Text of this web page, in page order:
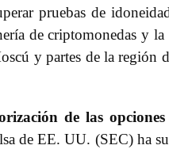
pruebas de
de criptomonedas y
y partes de la región
de las
de EE. UU. (SEC) ha